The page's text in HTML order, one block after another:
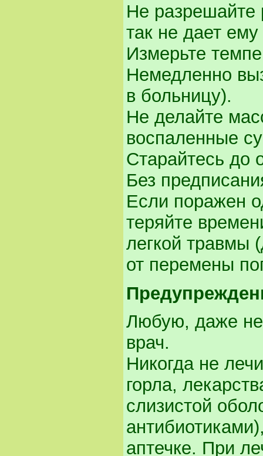
Не разрешайте
так не дает
Измерьте
Немедленно
в больницу).
Не делайте
воспаленные
Старайтесь до
Без
Если поражен
теряйте
легкой травмы
от перемены
Любую, даже
врач.
Никогда не
горла,
слизистой
аптечке. При